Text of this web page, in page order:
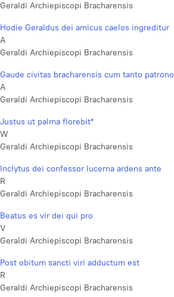
Geraldi Archiepiscopi Bracharensis
Hodie Geraldus dei amicus caelos ingreditur
A
Geraldi Archiepiscopi Bracharensis
Gaude civitas bracharensis cum tanto patrono
A
Geraldi Archiepiscopi Bracharensis
Justus ut palma florebit*
W
Geraldi Archiepiscopi Bracharensis
Inclytus dei confessor lucerna ardens ante
R
Geraldi Archiepiscopi Bracharensis
Beatus es vir dei qui pro
V
Geraldi Archiepiscopi Bracharensis
Post obitum sancti viri adductum est
R
Geraldi Archiepiscopi Bracharensis